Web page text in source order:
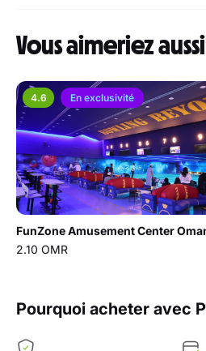
Vous aimeriez aussi
4.6 En exclusivité
FunZone Amusement Center Oman